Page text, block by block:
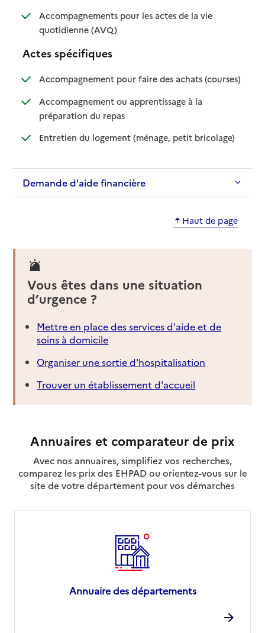
Accompagnements pour les actes de la vie
quotidienne (AVQ): disponible
: non disponible
Actes spécifiques
Accompagnement pour faire des achats (courses)
:
: non
Accompagnement ou apprentissage à la
préparation du repas: disponible
: non disponible
Entretien du logement (ménage, petit bricolage): disponible
: non
Demande d'aide financière
Haut de page
Vous êtes dans une situation
d’urgence ?
Mettre en place des services d'aide et de
soins à domicile
Organiser une sortie d'hospitalisation
Trouver un établissement d'accueil
Annuaires et comparateur de prix
Avec nos annuaires, simplifiez vos recherches,
comparez les prix des EHPAD ou orientez-vous sur le
site de votre département pour vos démarches
Annuaire des départements